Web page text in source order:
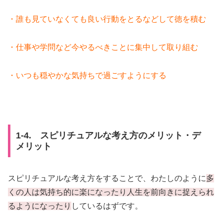
・誰も見ていなくても良い行動をとるなどして徳を積む
・仕事や学問など今やるべきことに集中して取り組む
・いつも穏やかな気持ちで過ごすようにする
1-4. スピリチュアルな考え方のメリット・デ
メリット
スピリチュアルな考え方をすることで、わたしのように多
くの人は気持ち的に楽になったり人生を前向きに捉えられ
るようになったり しているはずです。